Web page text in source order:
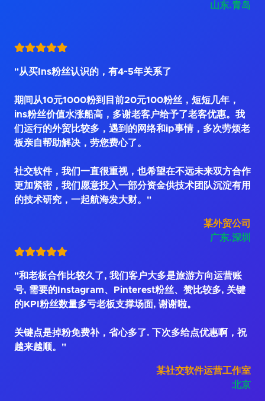
山东.青岛
"从买Ins粉丝认识的，有4~5年关系了
期间从10元1000粉到目前20元100粉丝，短短几年，
ins粉丝价值水涨船高，多谢老客户给予了老客优惠。我
们运行的外贸比较多，遇到的网络和ip事情，多次劳烦老
板亲自帮助解决，劳您费心了。
社交软件，我们一直很重视，也希望在不远未来双方合作
更加紧密，我们愿意投入一部分资金供技术团队沉淀有用
的技术研究，一起航海发大财。"
某外贸公司
广东.深圳
"和老板合作比较久了, 我们客户大多是旅游方向运营账
号, 需要的Instagram、Pinterest粉丝、赞比较多, 关键
的KPI粉丝数量多亏老板支撑场面, 谢谢啦。
关键点是掉粉免费补，省心多了. 下次多给点优惠啊，祝
越来越顺。"
某社交软件运营工作室
北京